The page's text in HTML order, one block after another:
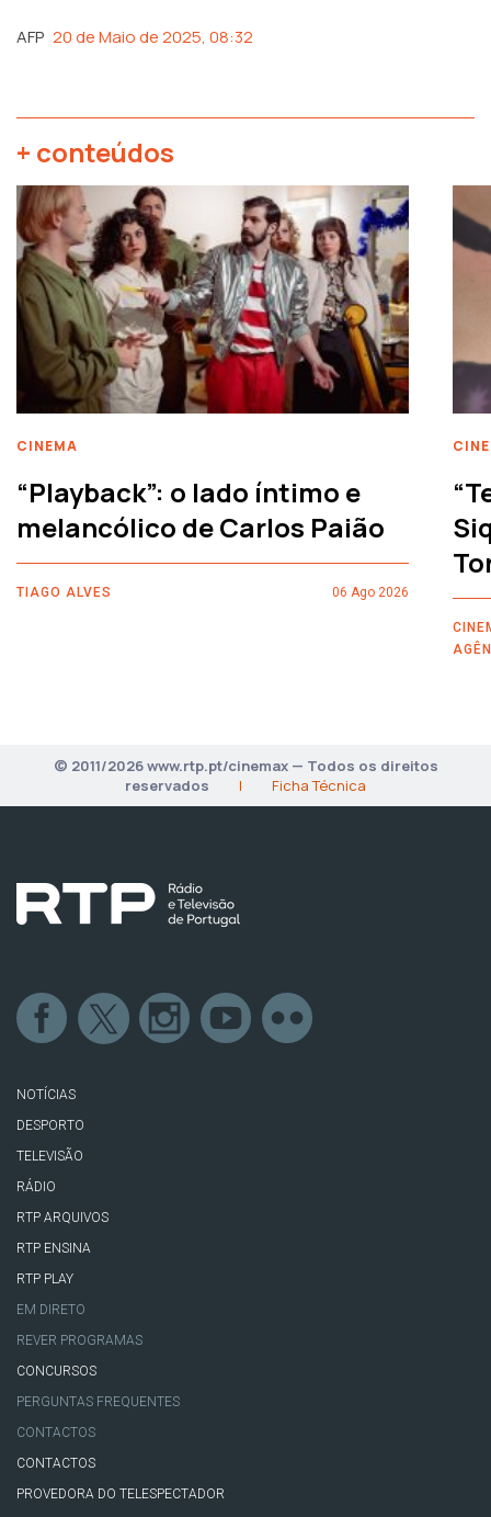
AFP 20 de Maio de 2025, 08:32
+ conteúdos
CINEMA
“Playback”: o lado íntimo e
melancólico de Carlos Paião
TIAGO ALVES 06 Ago 2026
© 2011/2026 www.rtp.pt/cinemax — Todos os direitos
reservados
| Ficha Técnica
NOTÍCIAS
DESPORTO
TELEVISÃO
RÁDIO
RTP ARQUIVOS
RTP ENSINA
RTP PLAY
EM DIRETO
REVER PROGRAMAS
CONCURSOS
PERGUNTAS FREQUENTES
CONTACTOS
CONTACTOS
PROVEDORA DO TELESPECTADOR